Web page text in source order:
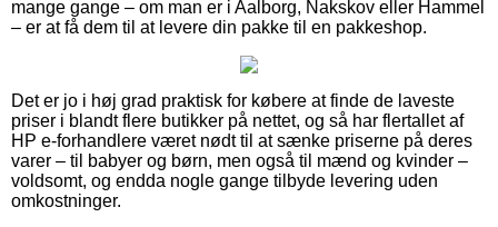
mange gange – om man er i Aalborg, Nakskov eller Hammel
– er at få dem til at levere din pakke til en pakkeshop.
Det er jo i høj grad praktisk for købere at finde de laveste
priser i blandt flere butikker på nettet, og så har flertallet af
HP e-forhandlere været nødt til at sænke priserne på deres
varer – til babyer og børn, men også til mænd og kvinder –
voldsomt, og endda nogle gange tilbyde levering uden
omkostninger.